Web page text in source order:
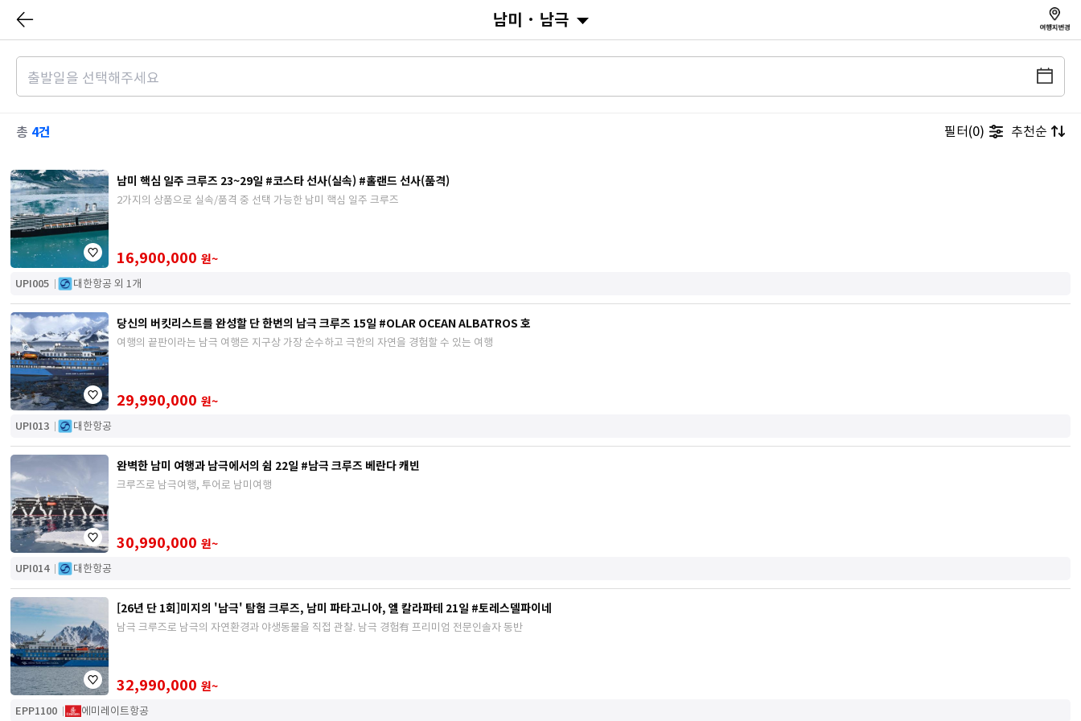
남미 · 남극
총 4건 추천순
필터(0)
남미 핵심 일주 크루즈 23~29일 #코스타 선사(실속) #홀랜드 선사(품격)
2가지의 상품으로 실속/품격 중 선택 가능한 남미 핵심 일주 크루즈
16,900,000 원~
UPI005 대한항공 외 1개
당신의 버킷리스트를 완성할 단 한번의 남극 크루즈 15일 #OLAR OCEAN ALBATROS 호
여행의 끝판이라는 남극 여행은 지구상 가장 순수하고 극한의 자연을 경험할 수 있는 여행
29,990,000 원~
UPI013 대한항공
완벽한 남미 여행과 남극에서의 쉼 22일 #남극 크루즈 베란다 캐빈
크루즈로 남극여행, 투어로 남미여행
30,990,000 원~
UPI014 대한항공
[26년 단 1회]미지의 '남극' 탐험 크루즈, 남미 파타고니아, 엘 칼라파테 21일 #토레스델파이네
남극 크루즈로 남극의 자연환경과 야생동물을 직접 관찰. 남극 경험有 프리미엄 전문인솔자 동반
32,990,000 원~
EPP1100 에미레이트항공